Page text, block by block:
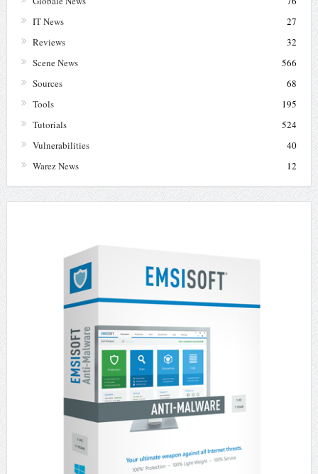
IT News
27
Reviews
32
Scene News
566
Sources
68
Tools
195
Tutorials
524
Vulnerabilities
40
Warez News
12